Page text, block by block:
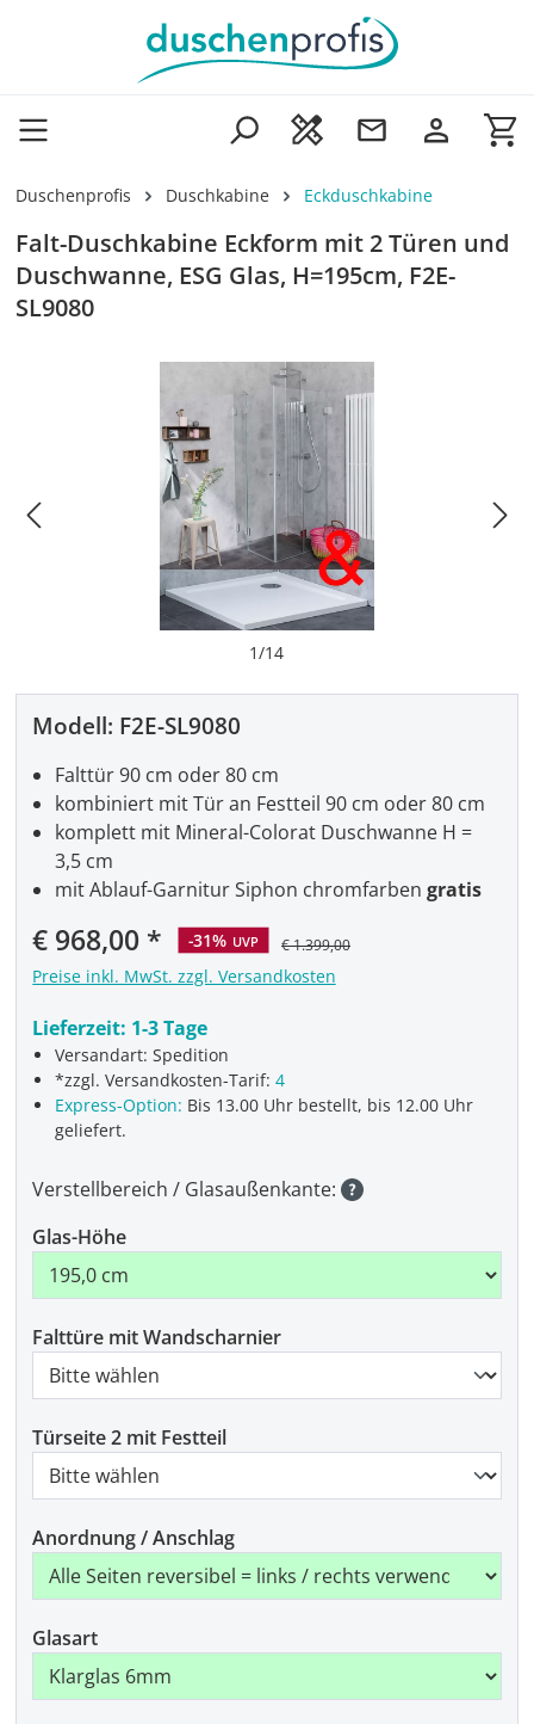
Zum Hauptinhalt springen
Duschenprofis Duschkabine Eckduschkabine
Falt-Duschkabine Eckform mit 2 Türen und
Duschwanne, ESG Glas, H=195cm, F2E-
SL9080
Bildergalerie überspringen
1/14
Modell: F2E-SL9080
Verkaufspreis:
€ 968,00 -31% UVP € 1.399,00
Preise inkl. MwSt. zzgl. Versandkosten
Lieferzeit: 1-3 Tage
Versandart: Spedition
*zzgl. Versandkosten-Tarif:4
Express-Option: Bis 13.00 Uhr bestellt, bis 12.00 Uhr
geliefert.
Falttür 90 cm oder 80 cm
kombiniert mit Tür an Festteil 90 cm oder 80 cm
komplett mit Mineral-Colorat Duschwanne H =
3,5 cm
mit Ablauf-Garnitur Siphon chromfarbengratis
Verstellbereich / Glasaußenkante:
Glas-Höhe
Falttüre mit Wandscharnier
Türseite 2 mit Festteil
Anordnung / Anschlag
Glasart